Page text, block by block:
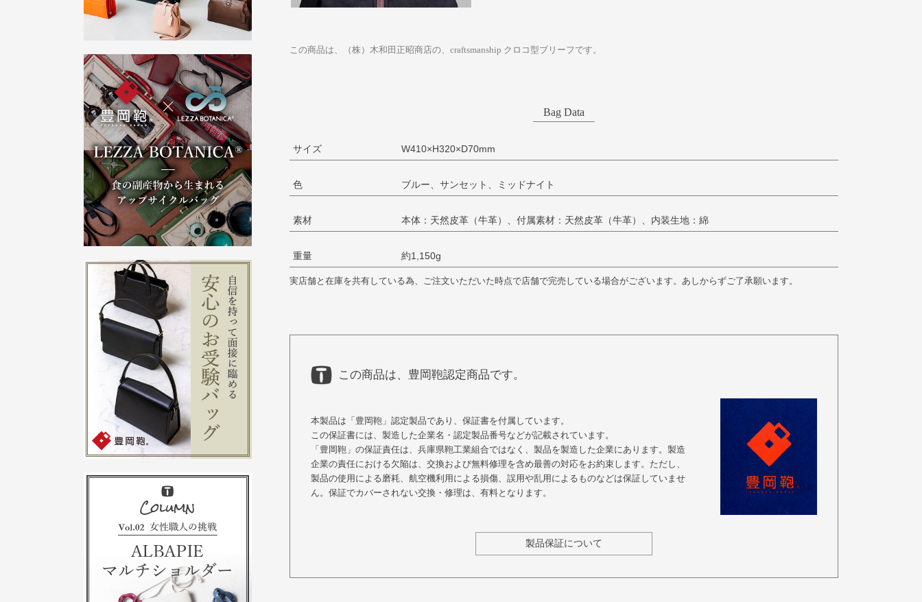
この商品は、（株）木和田正昭商店の、craftsmanship クロコ型ブリーフです。
Bag Data
サイズ W410×H320×D70mm
色 ブルー、サンセット、ミッドナイト
素材 本体：天然皮革（牛革）、付属素材：天然皮革（牛革）、内装生地：綿
重量 約1,150g
実店舗と在庫を共有している為、ご注文いただいた時点で店舗で完売している場合がございます。あしからずご了承願います。
この商品は、豊岡鞄認定商品です。
本製品は「豊岡鞄」認定製品であり、保証書を付属しています。
この保証書には、製造した企業名・認定製品番号などが記載されています。
「豊岡鞄」の保証責任は、兵庫県鞄工業組合ではなく、製品を製造した企業にあります。製造
企業の責任における欠陥は、交換および無料修理を含め最善の対応をお約束します。ただし、
製品の使用による磨耗、航空機利用による損傷、誤用や乱用によるものなどは保証していませ
ん。保証でカバーされない交換・修理は、有料となります。
製品保証について